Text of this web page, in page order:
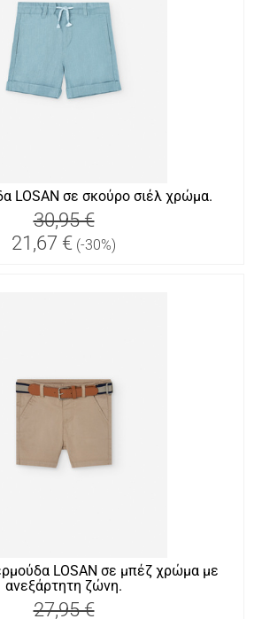
LOSAN σε σκούρο σιέλ χρώμα.
30,95 €
21,67 € (-30%)
LOSAN σε μπέζ χρώμα με
ανεξάρτητη ζώνη.
27,95 €